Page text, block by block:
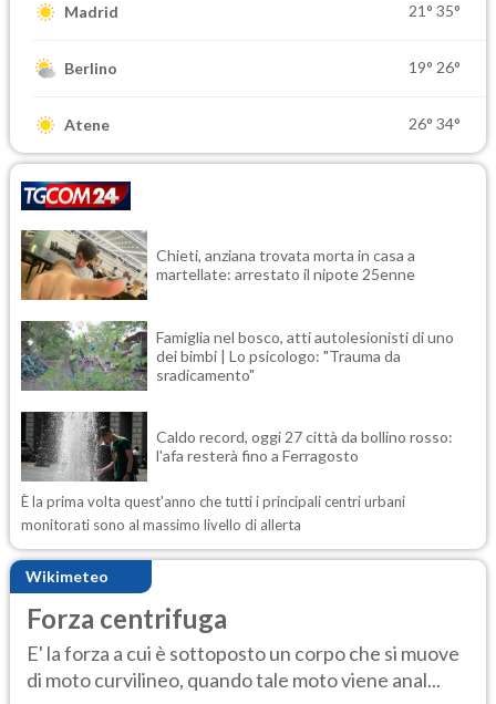
Madrid 21° 35°
Berlino 19° 26°
Atene 26° 34°
Chieti, anziana trovata morta in casa a
martellate: arrestato il nipote 25enne
Famiglia nel bosco, atti autolesionisti di uno
dei bimbi | Lo psicologo: "Trauma da
sradicamento"
Caldo record, oggi 27 città da bollino rosso:
l'afa resterà fino a Ferragosto
È la prima volta quest'anno che tutti i principali centri urbani
monitorati sono al massimo livello di allerta
Wikimeteo
Forza centrifuga
E' la forza a cui è sottoposto un corpo che si muove
di moto curvilineo, quando tale moto viene anal...